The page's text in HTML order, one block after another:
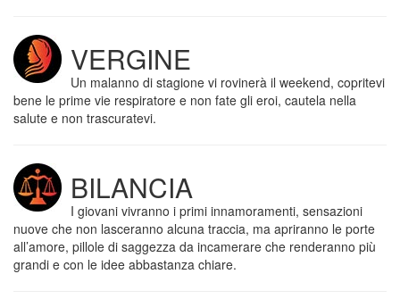
VERGINE
Un malanno di stagione vi rovinerà il weekend, copritevi
bene le prime vie respiratore e non fate gli eroi, cautela nella
salute e non trascuratevi.
BILANCIA
I giovani vivranno i primi innamoramenti, sensazioni
nuove che non lasceranno alcuna traccia, ma apriranno le porte
all’amore, pillole di saggezza da incamerare che renderanno più
grandi e con le idee abbastanza chiare.